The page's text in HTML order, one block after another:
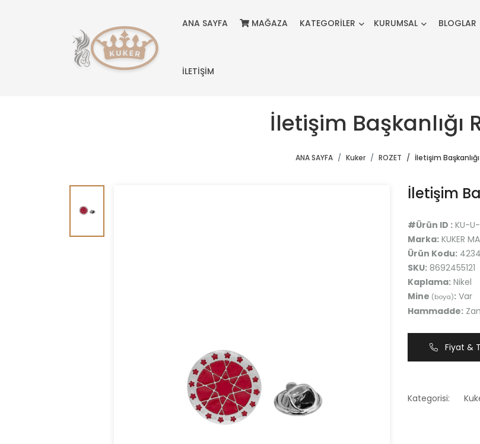
ANA SAYFA MAĞAZA KATEGORİLER KURUMSAL BLOGLAR
İLETİŞİM
İletişim Başkanlığı
ANA SAYFA Kuker ROZET İletişim
İletişim
#Ürün ID : KU-
Marka: KUKER
Ürün Kodu:
SKU: 8692455121
Kaplama: Nikel
Mine (boya): Var
Hammadde:
Fiyat &
Kategorisi: